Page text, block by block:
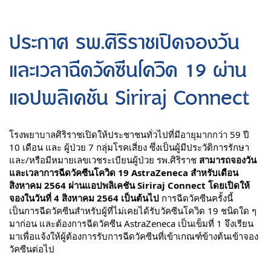
ประกาศ รพ.ศิริราชเปิดจองวัน
และเวลาฉีดวัคซีนโควิด 19 ผ่าน
แอปพลิเคชัน Siriraj Connect
โรงพยาบาลศิริราชเปิดให้ประชาชนทั่วไปที่มีอายุมากกว่า 59 ปี
10 เดือน และ ผู้ป่วย 7 กลุ่มโรคเสี่ยง ซึ่งเป็นผู้มีประวัติการรักษา
และ/หรือมีหมายเลขเวชระเบียนผู้ป่วย รพ.ศิริราช สามารถจองวัน
และเวลาการฉีดวัคซีนโควิด 19 AstraZeneca สำหรับเดือน
สิงหาคม 2564 ผ่านแอปพลิเคชัน Siriraj Connect โดยเปิดให้
จองในวันที่ 4 สิงหาคม 2564 เป็นต้นไป การฉีดวัคซีนครั้งนี้
เป็นการฉีดวัคซีนสำหรับผู้ที่ไม่เคยได้รับวัคซีนโควิด 19 ชนิดใด ๆ
มาก่อน และต้องการฉีดวัคซีน AstraZeneca เป็นเข็มที่ 1 จึงเรียน
มาเพื่อแจ้งให้ผู้ต้องการรับการฉีดวัคซีนที่เข้าเกณฑ์ข้างต้นเข้าจอง
วัคซีนต่อไป